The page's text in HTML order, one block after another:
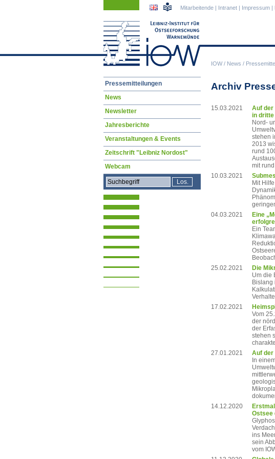
IOW/ News /
Mitarbeitende | Intranet | Impressum |
Archiv
15.03.2021
Auf der
in dritte
Nord-
stehen
2013
rund
mit
10.03.2021
Mit
04.03.2021
Eine
Ein
25.02.2021
Die
Um die
Bislang
17.02.2021
Vom
der
der
stehen
27.01.2021
Auf der
In
14.12.2020
Ostsee
ins
sein
vom
Navigation
Pressemitteilungen
News
Newsletter
Jahresberichte
Veranstaltungen & Events
Zeitschrift "Leibniz Nordost"
Webcam